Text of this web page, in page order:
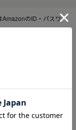
のID・パスワー